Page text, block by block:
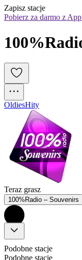
Zapisz stacje
Pobierz za darmo z
OldiesHity
Teraz grasz
100%Radio – Souvenirs
Podobne stacje
Podobne stacje